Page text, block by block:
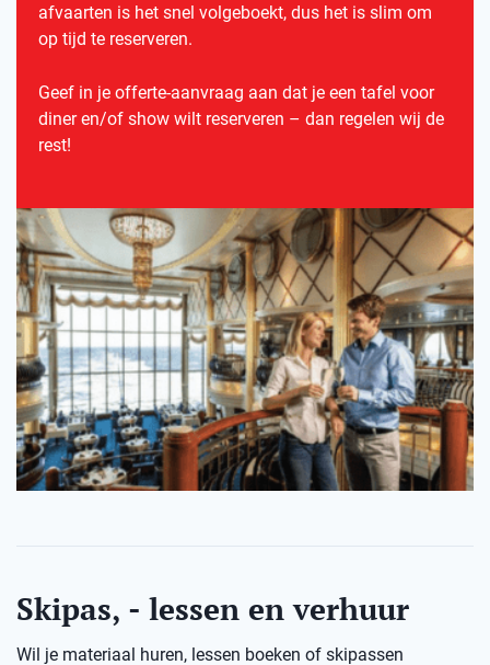
afvaarten is het snel volgeboekt, dus het is slim om
op tijd te reserveren.
Geef in je offerte-aanvraag aan dat je een tafel voor
diner en/of show wilt reserveren – dan regelen wij de
rest!
Skipas, - lessen en verhuur
Wil je materiaal huren, lessen boeken of skipassen